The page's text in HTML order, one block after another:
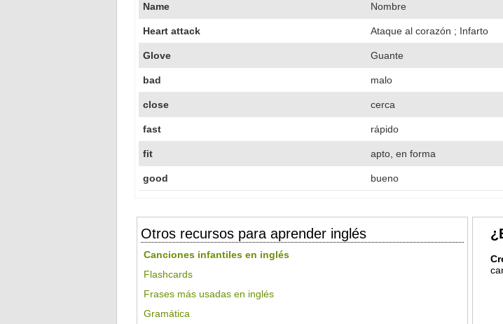
Name Nombre
Heart attack Ataque al corazón ; Infarto
Glove Guante
bad malo
close cerca
fast rápido
fit apto, en forma
good bueno
Otros recursos para aprender inglés
Canciones infantiles en inglés
Flashcards
Frases más usadas en inglés
Gramática